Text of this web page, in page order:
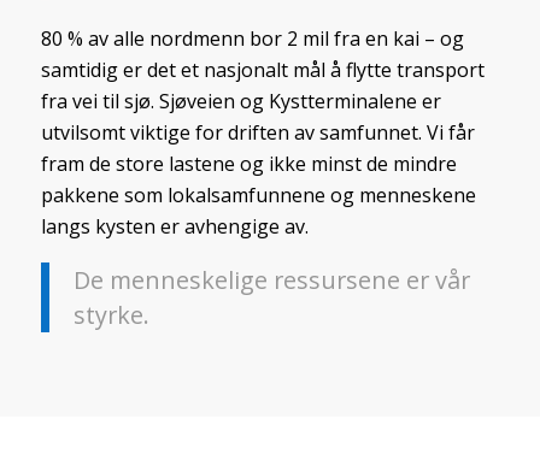
80 % av alle nordmenn bor 2 mil fra en kai – og
samtidig er det et nasjonalt mål å flytte transport
fra vei til sjø. Sjøveien og Kystterminalene er
utvilsomt viktige for driften av samfunnet. Vi får
fram de store lastene og ikke minst de mindre
pakkene som lokalsamfunnene og menneskene
langs kysten er avhengige av.
De menneskelige ressursene er vår
styrke.